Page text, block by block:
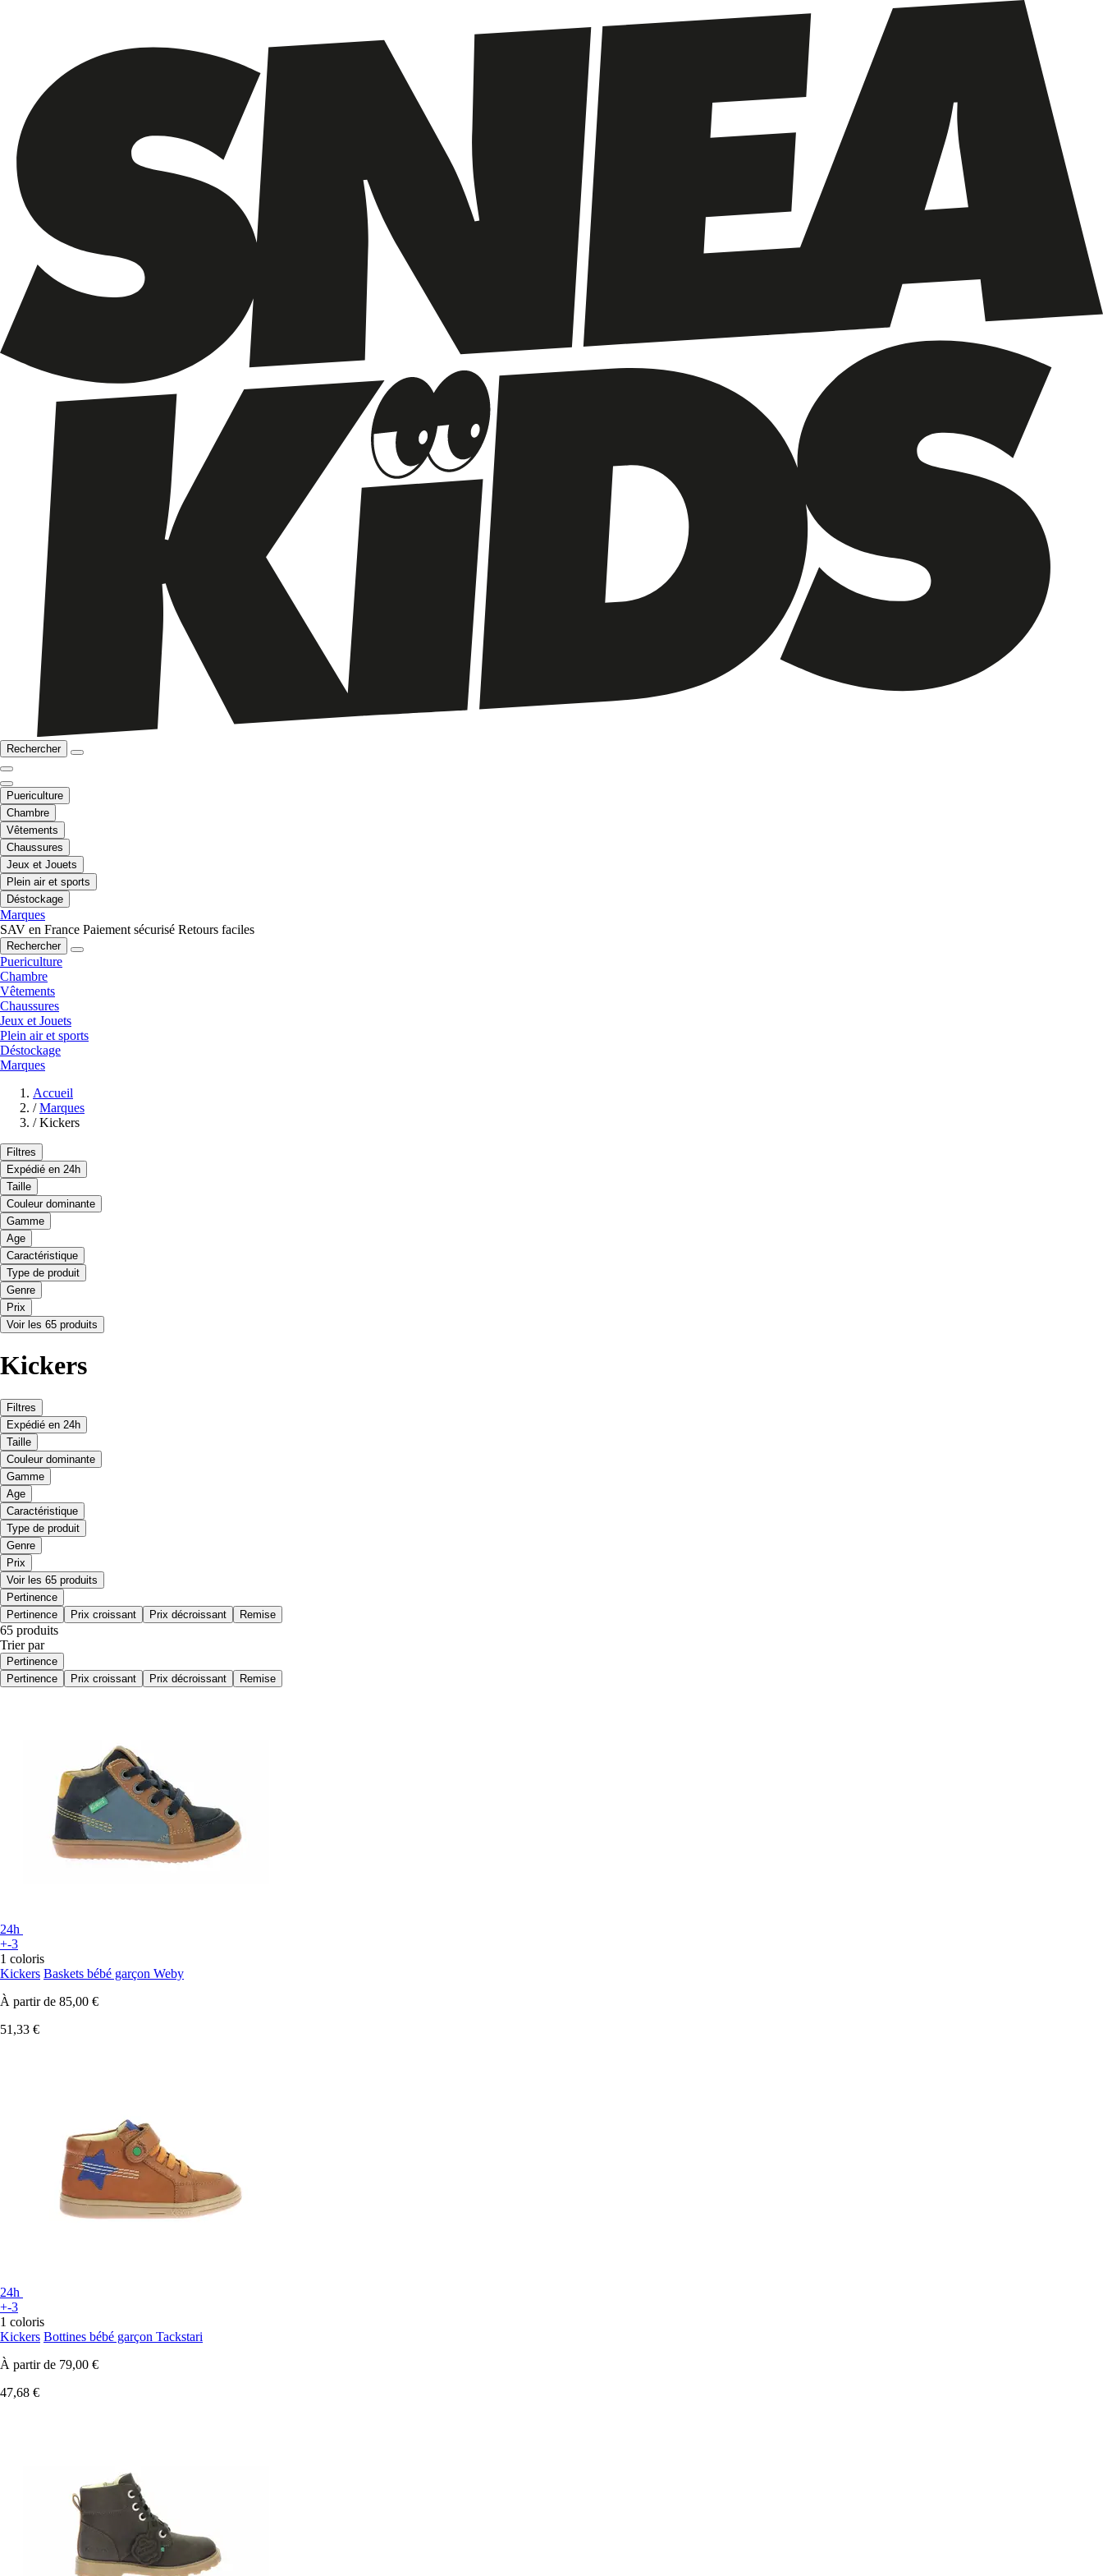
Rechercher
Puericulture
Chambre
Vêtements
Chaussures
Jeux et Jouets
Plein air et sports
Déstockage
Marques
SAV en France Paiement sécurisé Retours faciles
Rechercher
Puericulture
Chambre
Vêtements
Chaussures
Jeux et Jouets
Plein air et sports
Déstockage
Marques
Accueil
/ Marques
/ Kickers
Filtres
Expédié en 24h
Taille
Couleur dominante
Gamme
Age
Caractéristique
Type de produit
Genre
Prix
Voir les 65 produits
Kickers
Filtres
Expédié en 24h
Taille
Couleur dominante
Gamme
Age
Caractéristique
Type de produit
Genre
Prix
Voir les 65 produits
Pertinence
Pertinence
Prix croissant Prix décroissant Remise
65 produits
Trier par
Pertinence
Pertinence
Prix croissant Prix décroissant Remise
24h
+-3
1 coloris
Kickers Baskets bébé garçon Weby
À partir de 85,00 €
51,33 €
24h
+-3
1 coloris
Kickers Bottines bébé garçon Tackstari
À partir de 79,00 €
47,68 €